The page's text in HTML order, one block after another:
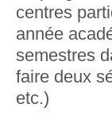
centres
année
semestres
faire deux
etc.)